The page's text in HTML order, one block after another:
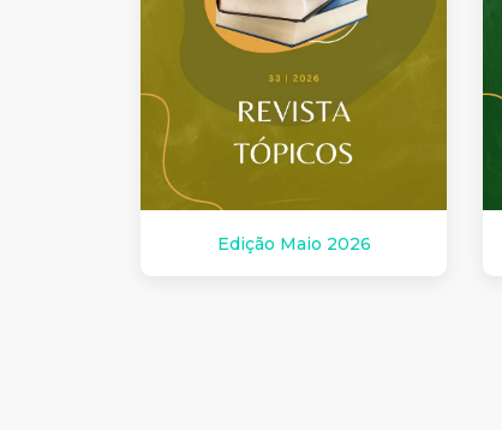
Edição Maio 2026